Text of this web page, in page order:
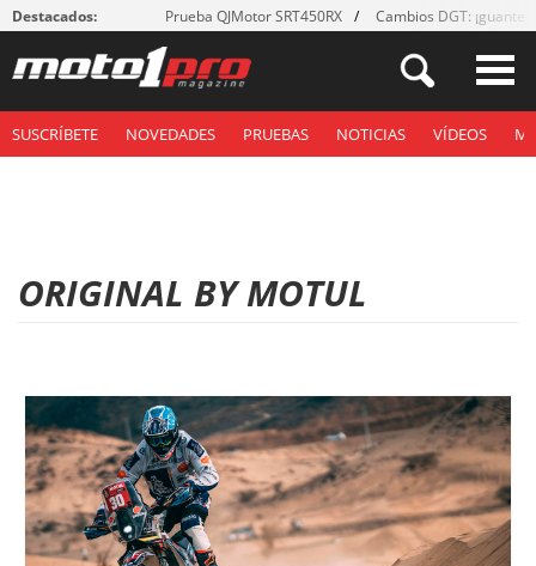
Destacados: Prueba QJMotor SRT450RX Cambios DGT: ¡guantes!
SUSCRÍBETE NOVEDADES PRUEBAS NOTICIAS VÍDEOS
ORIGINAL BY MOTUL